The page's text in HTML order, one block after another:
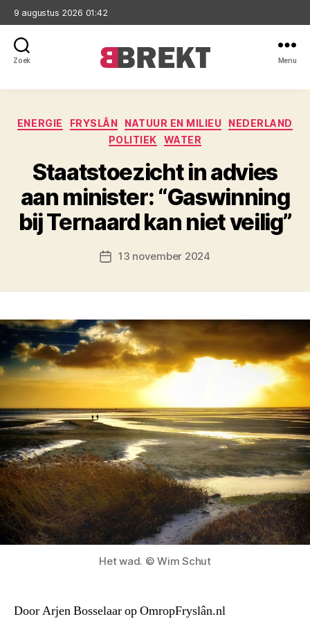
9 augustus 2026 01:42
Zoek Menu
Categorieën
ENERGIE FRYSLÂN NATUUR EN MILIEU
NEDERLAND
POLITIEK
WATER
Staatstoezicht in advies
aan minister: “Gaswinning
bij Ternaard kan niet veilig”
Berichtdatum
13 november 2024
Het wad. © Wim Schut
Door Arjen Bosselaar op OmropFryslân.nl